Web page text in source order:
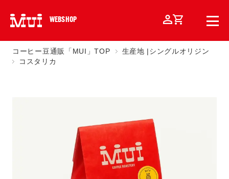
WEBSHOP
コーヒー豆通販「MUI」TOP
生産地 |シングルオリジン
コスタリカ